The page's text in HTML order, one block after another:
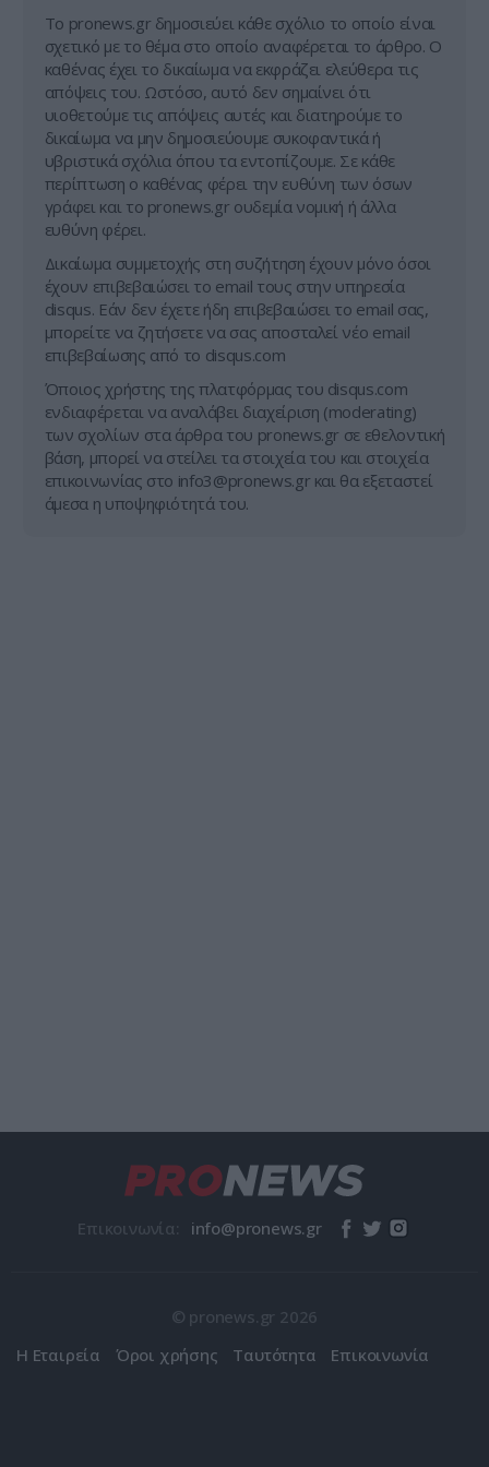
Tο pronews.gr δημοσιεύει κάθε σχόλιο το οποίο είναι
σχετικό με το θέμα στο οποίο αναφέρεται το άρθρο. Ο
καθένας έχει το δικαίωμα να εκφράζει ελεύθερα τις
απόψεις του. Ωστόσο, αυτό δεν σημαίνει ότι
υιοθετούμε τις απόψεις αυτές και διατηρούμε το
δικαίωμα να μην δημοσιεύουμε συκοφαντικά ή
υβριστικά σχόλια όπου τα εντοπίζουμε. Σε κάθε
περίπτωση ο καθένας φέρει την ευθύνη των όσων
γράφει και το pronews.gr ουδεμία νομική ή άλλα
ευθύνη φέρει.
Δικαίωμα συμμετοχής στη συζήτηση έχουν μόνο όσοι
έχουν επιβεβαιώσει το email τους στην υπηρεσία
disqus. Εάν δεν έχετε ήδη επιβεβαιώσει το email σας,
μπορείτε να ζητήσετε να σας αποσταλεί νέο email
επιβεβαίωσης από το disqus.com
Όποιος χρήστης της πλατφόρμας του disqus.com
ενδιαφέρεται να αναλάβει διαχείριση (moderating)
των σχολίων στα άρθρα του pronews.gr σε εθελοντική
βάση, μπορεί να στείλει τα στοιχεία του και στοιχεία
επικοινωνίας στο info3@pronews.gr και θα εξεταστεί
άμεσα η υποψηφιότητά του.
Επικοινωνία:
© pronews.gr 2026
Η Εταιρεία
Όροι χρήσης Ταυτότητα Επικοινωνία